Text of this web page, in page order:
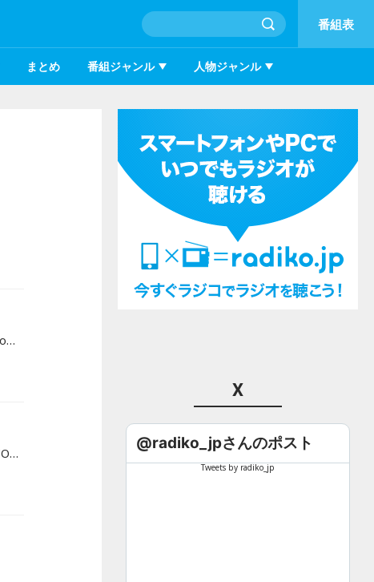
番組表
まとめ 番組ジャンル 人物ジャンル
今年5月に放送したラッパー／トラックメイカーのRyohuによるスペシャルプログラム『One Hour Radio』が、Ryohuの最新アルバム『Circus』リリースを受け、第2弾としてカムバック。
「文化の日」の11月3日（火・祝）、FM COCOLOでは11:00から14:00まで特別番組、FM COCOLO CINEMA SPECIAL『十二単衣を着た悪魔』をオンエア。黒木瞳監督自らDJを務める3時間の生放送をお届けします。
X
@radiko_jpさんのポスト
Tweets by radiko_jp